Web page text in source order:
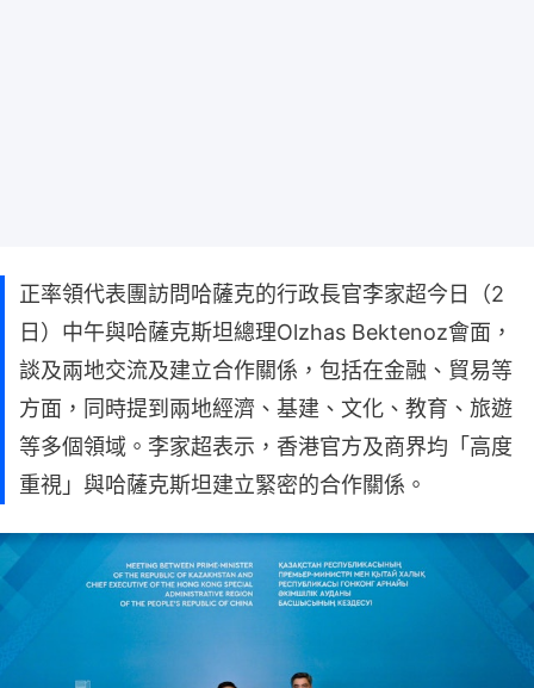
正率領代表團訪問哈薩克的行政長官李家超今日（2
日）中午與哈薩克斯坦總理Olzhas Bektenoz會面，
談及兩地交流及建立合作關係，包括在金融、貿易等
方面，同時提到兩地經濟、基建、文化、教育、旅遊
等多個領域。李家超表示，香港官方及商界均「高度
重視」與哈薩克斯坦建立緊密的合作關係。